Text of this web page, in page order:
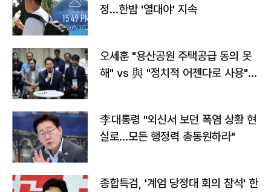
정…한밤 '열대야' 지속
오세훈 "용산공원 주택공급 동의 못
해" vs 與 "정치적 어젠다로 사용"
李대통령 "외신서 보던 폭염 상황 현
실로…모든 행정력 총동원하라"
종합특검, '계엄 당정대 회의 참석' 한